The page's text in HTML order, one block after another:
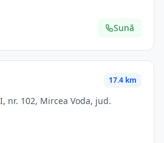
Sună
17.4 km